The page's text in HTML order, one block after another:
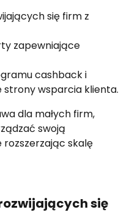
się firm z
zapewniające
cashback i
strony wsparcia klienta.
dla małych firm,
swoją
rozszerzając skalę
się